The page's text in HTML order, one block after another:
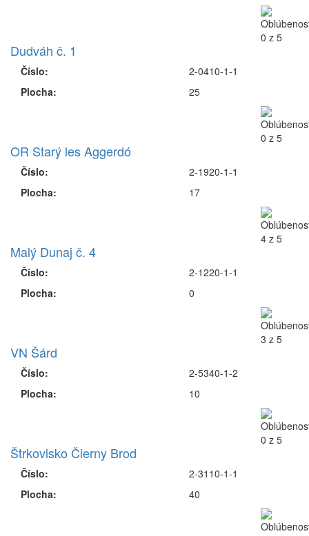
Dudváh č. 1
Číslo:
Plocha:
2-0410-1-1
25
OR Starý les Aggerdó
Číslo:
Plocha:
2-1920-1-1
17
Malý Dunaj č. 4
Číslo:
Plocha:
2-1220-1-1
0
VN Šárd
Číslo:
Plocha:
2-5340-1-2
10
Štrkovisko Čierny Brod
Číslo:
Plocha:
2-3110-1-1
40